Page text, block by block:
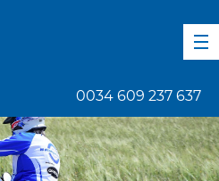
0034 609 237 637